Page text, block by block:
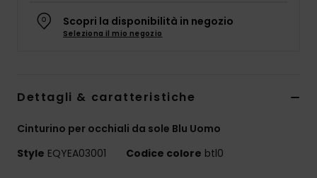
Scopri la disponibilità in negozio
Seleziona il mio negozio
Dettagli & caratteristiche
Cinturino per occhiali da sole Blu Uomo
Style EQYEA03001 Codice colore btl0